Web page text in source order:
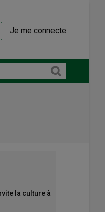
Je me connecte
la culture à